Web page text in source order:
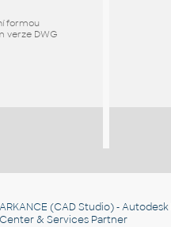
formou
verze DWG
ARKANCE (CAD Studio) -
Center & Services Partner